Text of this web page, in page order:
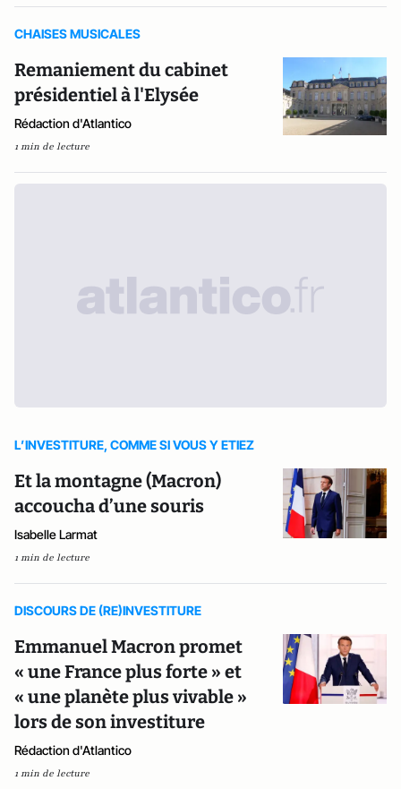
CHAISES MUSICALES
Remaniement du cabinet
présidentiel à l'Elysée
Rédaction d'Atlantico
1 min de lecture
L’INVESTITURE, COMME SI VOUS Y ETIEZ
Et la montagne (Macron)
accoucha d’une souris
Isabelle Larmat
1 min de lecture
DISCOURS DE (RE)INVESTITURE
Emmanuel Macron promet
« une France plus forte » et
« une planète plus vivable »
lors de son investiture
Rédaction d'Atlantico
1 min de lecture